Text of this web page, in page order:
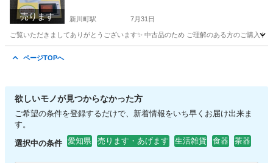
売ります 新川町駅 7月31日
ご覧いただきましてありがとうございます✨️ 中古品のため ご理解のある方のご購入
ページTOPへ
欲しいモノが見つからなかった方
ご希望の条件を登録するだけで、新着情報をいち早くお届け出来ま
す。
選択中の条件 愛知県 売ります・あげます 生活雑貨 食器 茶器